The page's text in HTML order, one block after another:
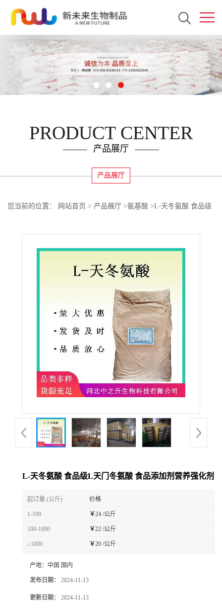
PRODUCT CENTER
产品展厅
产品展厅
您当前的位置： 网站首页 > 产品展厅 >氨基酸 >L-天冬氨酸 食品级
L-天冬氨酸 食品级L天门冬氨酸 食品添加剂营养强化剂
起订量 (公斤) 价格
1-100 ￥24 /公斤
100-1000 ￥22 /公斤
≥1000 ￥20 /公斤
产地： 中国 国内
发布日期： 2024-11-13
更新日期： 2024-11-13